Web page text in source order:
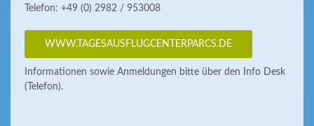
Telefon: +49 (0) 2982 / 953008
WWW.TAGESAUSFLUGCENTERPARCS.DE
Informationen sowie Anmeldungen bitte über den Info Desk
(Telefon).